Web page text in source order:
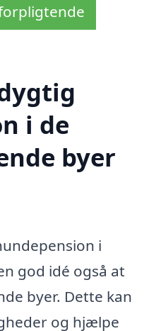
i de
byer
i
god idé også at
byer. Dette kan
og hjælpe